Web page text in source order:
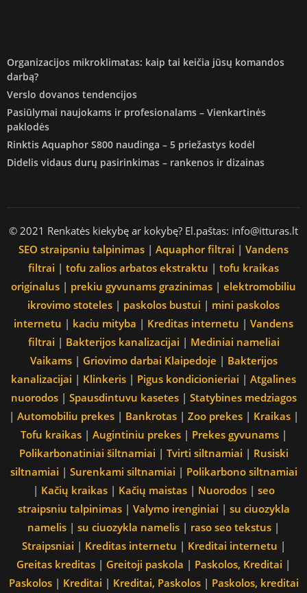
Organizacijos mikroklimatas: kaip tai keičia jūsų komandos
darbą?
Verslo dovanos tendencijos
Pasiūlymai naujokams ir profesionalams – Vienkartinės
paklodės
Rinktis Aquaphor S800 naudinga – 5 priežastys kodėl
Didelis vidaus durų pasirinkimas – rankenos ir dizainas
© 2021 Renkatės kiekybę ar kokybę? El.paštas: info@itturas.lt
SEO straipsniu talpinimas | Aquaphor filtrai | Vandens
filtrai | tofu zalios arbatos ekstraktu | tofu kraikas
originalus | prekiu gyvunams grazinimas | elektromobiliu
ikrovimo stoteles | paskolos bustui | mini paskolos
internetu | kaciu mityba | Kreditas internetu | Vandens
filtrai | Bakterijos kanalizacijai | Mediniai nameliai
Vaikams| Griovimo darbai Klaipedoje | Bakterijos
kanalizacijai | Klinkeris | Pigus kondicionieriai | Atgalines
nuorodos| Spausdintuvu kasetes| Statybines medziagos
| Automobiliu prekes| Bankrotas| Zoo prekes| Kraikas|
Tofu kraikas| Augintiniu prekes| Prekes gyvunams|
Polikarbonatiniai šiltnamiai | Tvirti siltnamiai | Rusiski
siltnamiai | Surenkami siltnamiai | Polikarbono siltnamiai
| Kačių kraikas| Kačių maistas| Nuorodos| seo
straipsniu talpinimas| Valymo irenginiai | su ciuozykla
namelis | su ciuozykla namelis | raso seo tekstus |
Straipsniai | Kreditas internetu | Kreditai internetu |
Greitas kreditas | Greitoji paskola | Paskolos, Kreditai |
Paskolos| Kreditai | Kreditai, Paskolos| Paskolos, kreditai